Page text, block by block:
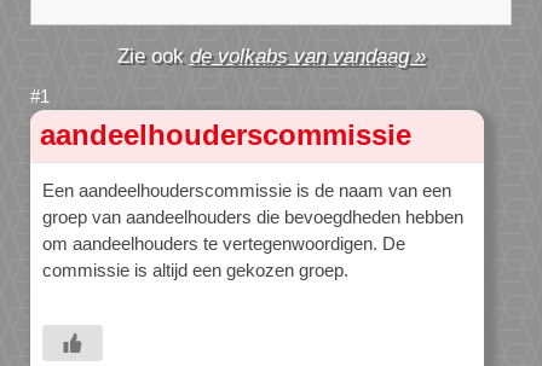
de volkabs van vandaag »
aandeelhouderscommissie
Een aandeelhouderscommissie is de naam van een
groep van aandeelhouders die bevoegdheden hebben
om aandeelhouders te vertegenwoordigen. De
commissie is altijd een gekozen groep.